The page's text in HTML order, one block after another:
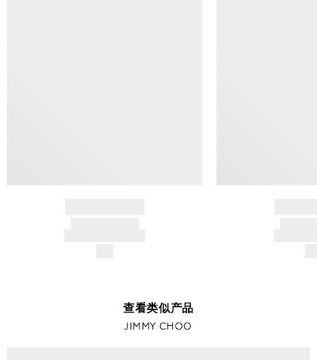
查看类似产品
JIMMY CHOO